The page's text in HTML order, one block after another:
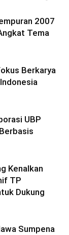
2007
Tema
Berkarya
UBP
Kenalkan
TP
Dukung
Sumpena